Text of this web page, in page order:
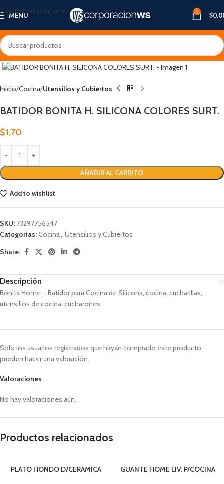
Skip to main content
MENU 0 $
Inicio Cocina Utensilios y Cubiertos
BATIDOR BONITA H. SILICONA COLORES SURT.
$1,70
AÑADIR AL CARRITO
Add to wishlist
SKU: 73297756547
Categorías:Cocina Utensilios y Cubiertos
Share:
Descripción
Bonita Home – Batidor para Cocina de Silicona, cocina, cucharillas,
utensilios de cocina, cucharones
Valoraciones
No hay valoraciones aún.
Solo los usuarios registrados que hayan comprado este producto
pueden hacer una valoración.
Productos relacionados
PLATO HONDO D/CERAMICA
GUANTE HOME LIV. P/COCINA